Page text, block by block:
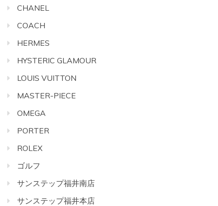
CHANEL
COACH
HERMES
HYSTERIC GLAMOUR
LOUIS VUITTON
MASTER-PIECE
OMEGA
PORTER
ROLEX
ゴルフ
サンステップ福井南店
サンステップ福井本店